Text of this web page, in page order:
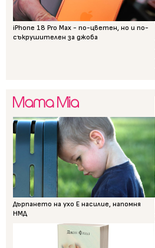
iPhone 18 Pro Max - по-цветен, но и по-
съкрушителен за джоба
Дърпането на ухо Е насилие, напомня
НМД